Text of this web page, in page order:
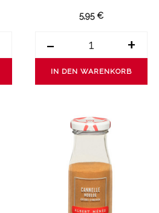
5,95 €
- +
IN DEN WARENKORB